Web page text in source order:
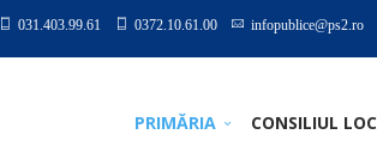
031.403.99.61 0372.10.61.00 infopublice@ps2.ro
PRIMĂRIA CONSILIUL